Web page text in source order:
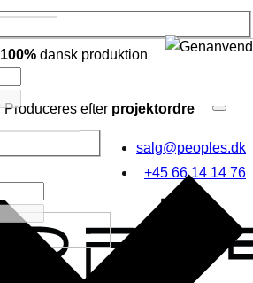
100% dansk produktion
Produceres efter projektordre
salg@peoples.dk
+45 66 14 14 76